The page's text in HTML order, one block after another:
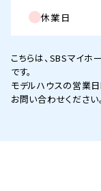
休業日
こちらは、SBSマイ
です。
モデルハウスの営業
お問い合わせください。